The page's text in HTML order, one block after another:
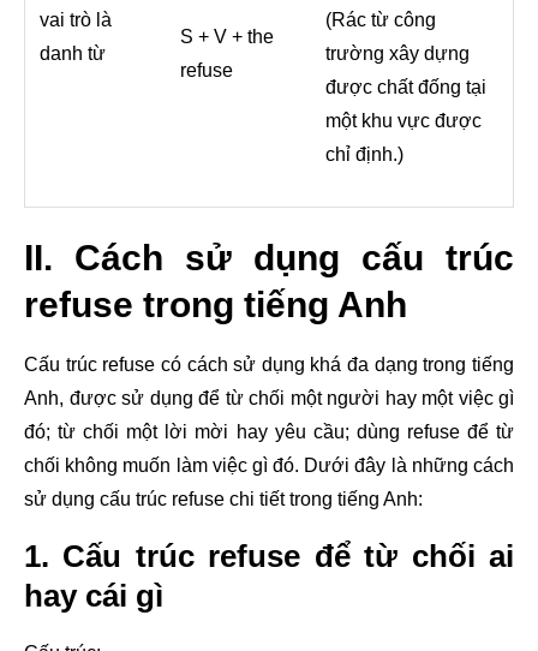
vai trò là
danh từ
S + V + the
refuse
(Rác từ công
trường xây dựng
được chất đống tại
một khu vực được
chỉ định.)
II. Cách sử dụng cấu trúc
refuse trong tiếng Anh
Cấu trúc refuse có cách sử dụng khá đa dạng trong tiếng
Anh, được sử dụng để từ chối một người hay một việc gì
đó; từ chối một lời mời hay yêu cầu; dùng refuse để từ
chối không muốn làm việc gì đó. Dưới đây là những cách
sử dụng cấu trúc refuse chi tiết trong tiếng Anh:
1. Cấu trúc refuse để từ chối ai
hay cái gì